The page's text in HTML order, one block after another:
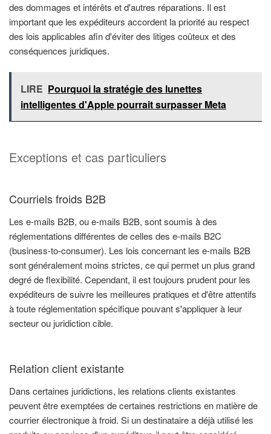
des dommages et intérêts et d'autres réparations. Il est
important que les expéditeurs accordent la priorité au respect
des lois applicables afin d'éviter des litiges coûteux et des
conséquences juridiques.
LIRE Pourquoi la stratégie des lunettes
intelligentes d'Apple pourrait surpasser Meta
Exceptions et cas particuliers
Courriels froids B2B
Les e-mails B2B, ou e-mails B2B, sont soumis à des
réglementations différentes de celles des e-mails B2C
(business-to-consumer). Les lois concernant les e-mails B2B
sont généralement moins strictes, ce qui permet un plus grand
degré de flexibilité. Cependant, il est toujours prudent pour les
expéditeurs de suivre les meilleures pratiques et d'être attentifs
à toute réglementation spécifique pouvant s'appliquer à leur
secteur ou juridiction cible.
Relation client existante
Dans certaines juridictions, les relations clients existantes
peuvent être exemptées de certaines restrictions en matière de
courrier électronique à froid. Si un destinataire a déjà utilisé les